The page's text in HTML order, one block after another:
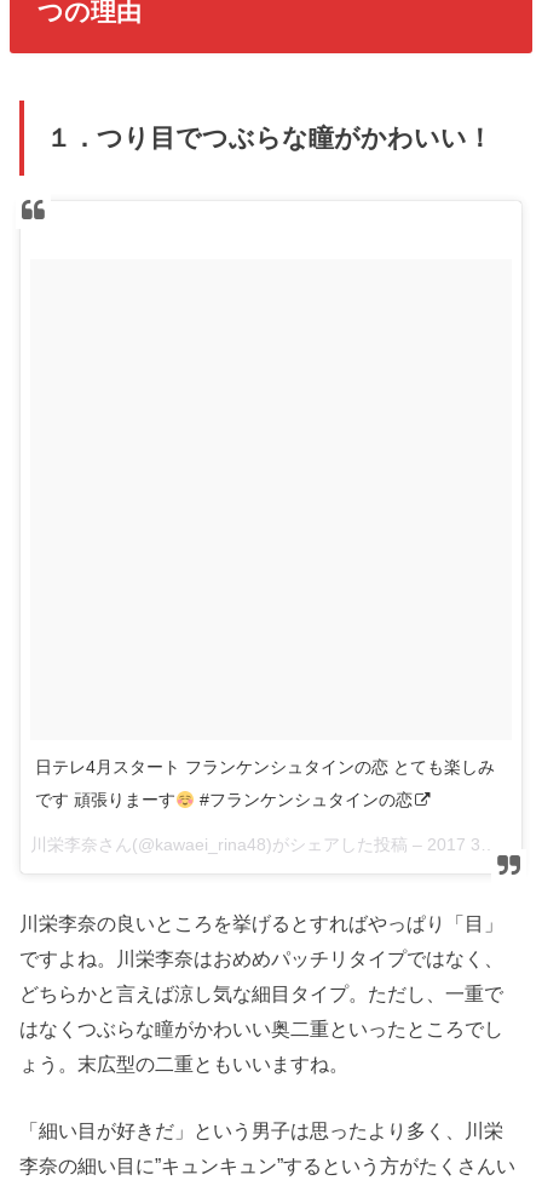
つの理由
１．つり目でつぶらな瞳がかわいい！
日テレ4月スタート フランケンシュタインの恋 とても楽しみ
です 頑張りまーす
#フランケンシュタインの恋
川栄李奈さん(@kawaei_rina48)がシェアした投稿 – 2017 3月 3 12:38午前 PST
川栄李奈の良いところを挙げるとすればやっぱり「目」
ですよね。川栄李奈はおめめパッチリタイプではなく、
どちらかと言えば涼し気な細目タイプ。ただし、一重で
はなくつぶらな瞳がかわいい奥二重といったところでし
ょう。末広型の二重ともいいますね。
「細い目が好きだ」という男子は思ったより多く、川栄
李奈の細い目に”キュンキュン”するという方がたくさんい